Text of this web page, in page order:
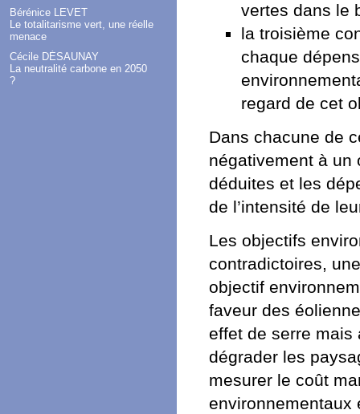
Bérénice LEVET
Le totalitarisme vert, une réelle
menace
Cécile DÉSAUNAY
La neutralité carbone en 2050
?
vertes dans le
la troisième
chaque
regard de cet
Dans chacune de
négativement à un
déduites et les
de l’intensité de
Les objectifs
contradictoires,
objectif
faveur des
effet de serre mais
dégrader les
mesurer le coût
environnementaux